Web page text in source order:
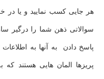
هر جایی کسب نمایید و یا
سوالاتی ذهن شما را درگیر
پاسخ دادن به آنها به
پریزها المان هایی هستند